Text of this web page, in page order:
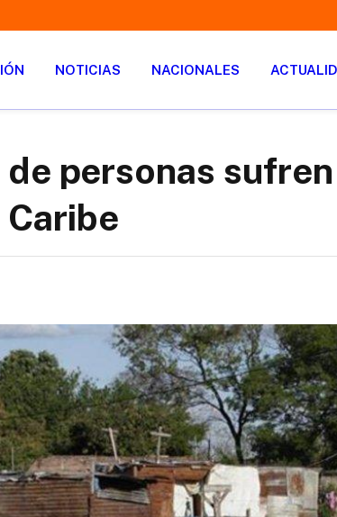
NOTICIAS NACIONALES
personas